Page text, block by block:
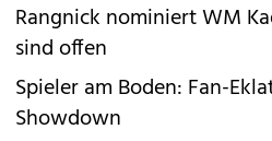
Rangnick nominiert WM
sind offen
Spieler am Boden: Fan-
Showdown